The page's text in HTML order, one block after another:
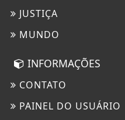
JUSTIÇA
MUNDO
INFORMAÇÕES
CONTATO
PAINEL DO USUÁRIO